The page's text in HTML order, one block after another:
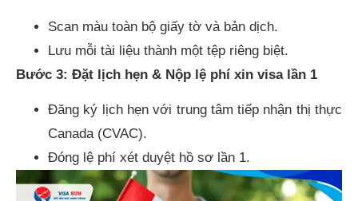
Scan màu toàn bộ giấy tờ và bản dịch.
Lưu mỗi tài liệu thành một tệp riêng biệt.
Bước 3: Đặt lịch hẹn & Nộp lệ phí xin visa lần 1
Đăng ký lịch hẹn với trung tâm tiếp nhận thị thực
Canada (CVAC).
Đóng lệ phí xét duyệt hồ sơ lần 1.